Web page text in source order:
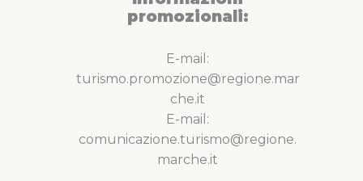
promozionali:
E-mail:
turismo.promozione@regione.mar
che.it
E-mail:
comunicazione.turismo@regione.
marche.it